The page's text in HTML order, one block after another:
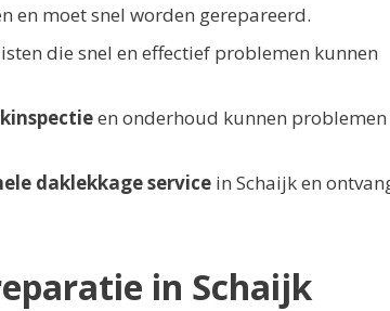
en moet snel worden gerepareerd.
die snel en effectief problemen kunnen
en onderhoud kunnen problemen
daklekkage service in Schaijk en
in Schaijk